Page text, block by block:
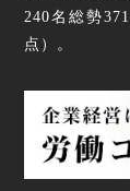
240名総勢371
点 ）。